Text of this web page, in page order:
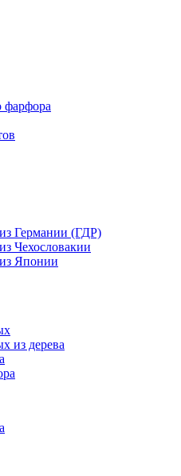
фарфора
Германии (ГДР)
Чехословакии
Японии
из дерева